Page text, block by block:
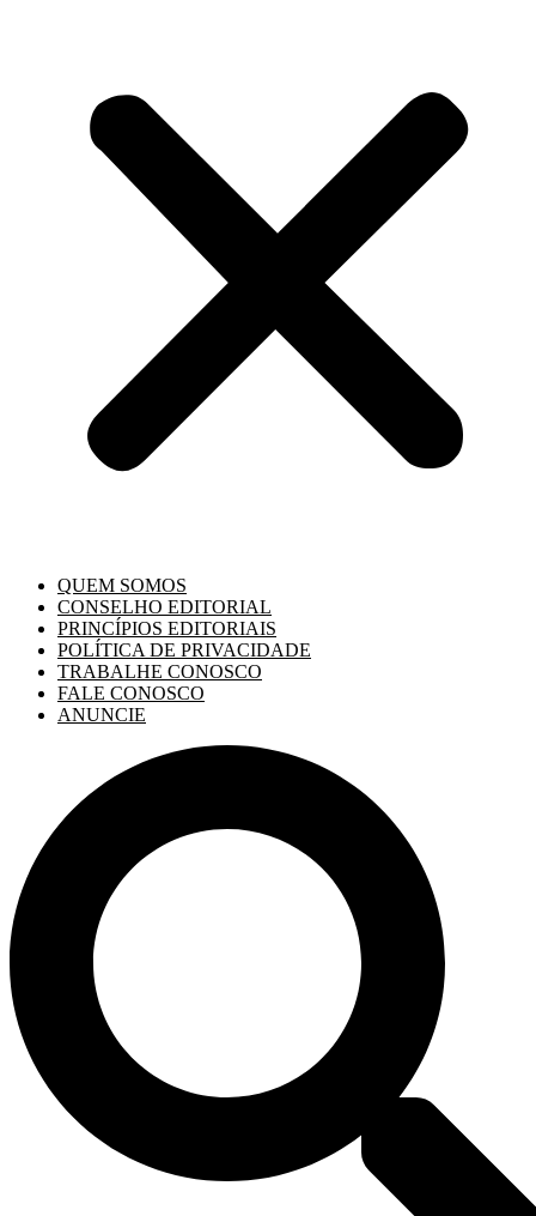
QUEM SOMOS
CONSELHO EDITORIAL
PRINCÍPIOS EDITORIAIS
POLÍTICA DE PRIVACIDADE
TRABALHE CONOSCO
FALE CONOSCO
ANUNCIE